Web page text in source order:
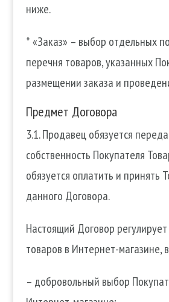
ниже.
* «Заказ» – выбор отдельных
перечня товаров, указанных
размещении заказа и
Предмет Договора
3.1. Продавец обязуется
собственность Покупателя
обязуется оплатить и принять
данного Договора.
Настоящий Договор
товаров в Интернет-магазине,
– добровольный выбор